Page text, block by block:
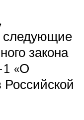
следующие
закона
«О
Российской